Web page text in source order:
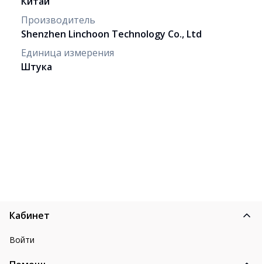
Производитель
Shenzhen Linchoon Technology Co., Ltd
Единица измерения
Штука
Кабинет
Войти